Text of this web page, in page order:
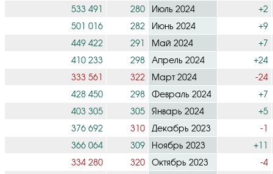
533 491
280 Июль 2024
+2
501 016
282 Июнь 2024
+9
449 422
291 Май 2024
+7
410 233
298 Апрель 2024
+24
333 561
322 Март 2024
-24
428 450
298 Февраль 2024
+7
403 305
305 Январь 2024
+5
376 692
310 Декабрь 2023
-1
366 064
309 Ноябрь 2023
+11
334 280
320 Октябрь 2023
-4